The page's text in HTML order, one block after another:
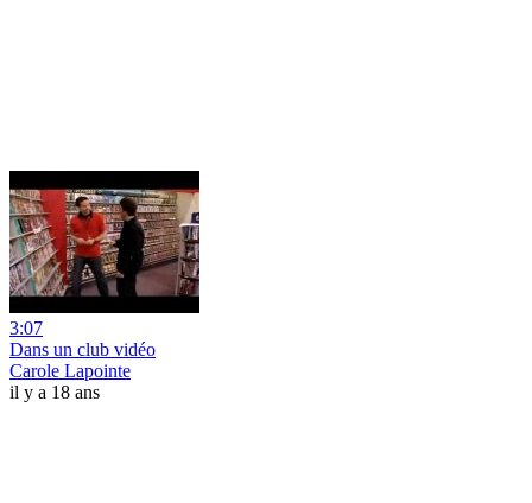
3:07
Dans un club vidéo
Carole Lapointe
il y a 18 ans